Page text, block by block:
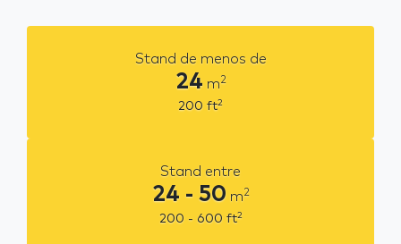
Stand de menos de
24 m2
200 ft2
Stand entre
24 - 50 m2
200 - 600 ft2